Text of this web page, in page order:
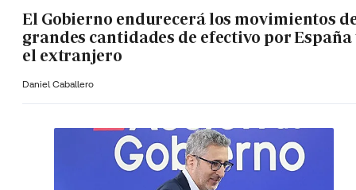
El Gobierno endurecerá los movimientos
grandes cantidades de efectivo por España
el extranjero
Daniel Caballero